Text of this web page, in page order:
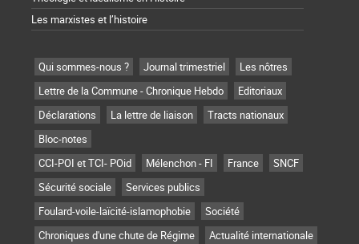
Les marxistes et l’histoire
Qui sommes-nous ? Journal trimestriel
Les nôtres
Lettre de la Commune - Chronique Hebdo
Editoriaux
Déclarations
La lettre de liaison
Tracts nationaux
Bloc-notes
CCI-POI et TCI- POid
Mélenchon - FI France
SNCF
Sécurité sociale
Services publics
Foulard-voile-laïcité-islamophobie
Société
Chroniques d'une chute de Régime
Actualité internationale